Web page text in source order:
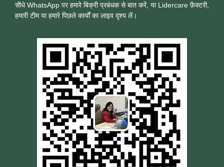
सीधे WhatsApp पर हमारे बिक्री प्रबंधक से बात करें, या Lidercare फ़ैक्टरी,
हमारी टीम या हमारे पिछले कार्यों का लाइव दृश्य लें।